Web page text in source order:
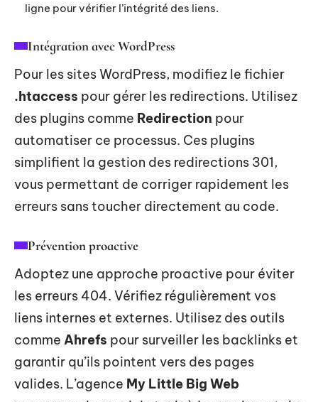
ligne pour vérifier l’intégrité des liens.
Intégration avec WordPress
Pour les sites WordPress, modifiez le fichier
.htaccess pour gérer les redirections. Utilisez
des plugins comme Redirection pour
automatiser ce processus. Ces plugins
simplifient la gestion des redirections 301,
vous permettant de corriger rapidement les
erreurs sans toucher directement au code.
Prévention proactive
Adoptez une approche proactive pour éviter
les erreurs 404. Vérifiez régulièrement vos
liens internes et externes. Utilisez des outils
comme Ahrefs pour surveiller les backlinks et
garantir qu’ils pointent vers des pages
valides. L’agence My Little Big Web